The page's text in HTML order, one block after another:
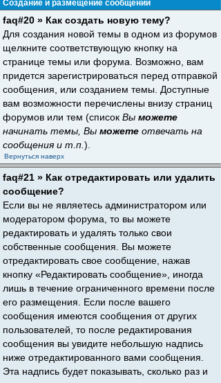
Создание и размещение сообщений
faq#20 » Как создать новую тему?
Для создания новой темы в одном из форумов
щелкните соответствующую кнопку на
странице темы или форума. Возможно, вам
придется зарегистрироваться перед отправкой
сообщения, или созданием темы. Доступные
вам возможности перечислены внизу страниц
форумов или тем (список Вы можете
начинать темы, Вы можете отвечать на
сообщения и т.п. ).
Вернуться наверх
faq#21 » Как отредактировать или удалить
сообщение?
Если вы не являетесь администратором или
модератором форума, то вы можете
редактировать и удалять только свои
собственные сообщения. Вы можете
отредактировать свое сообщение, нажав
кнопку «Редактировать сообщение», иногда
лишь в течение ограниченного времени после
его размещения. Если после вашего
сообщения имеются сообщения от других
пользователей, то после редактирования
сообщения вы увидите небольшую надпись
ниже отредактированного вами сообщения.
Эта надпись будет показывать, сколько раз и